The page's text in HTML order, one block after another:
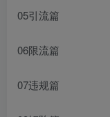
05引流篇
06限流篇
07违规篇